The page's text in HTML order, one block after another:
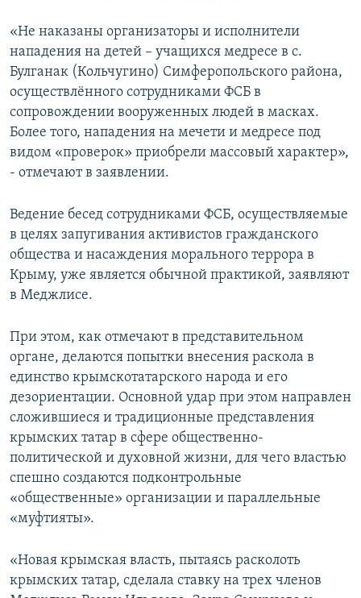
«Не наказаны организаторы и исполнители
нападения на детей – учащихся медресе в с.
Булганак (Кольчугино) Симферопольского района,
осуществлённого сотрудниками ФСБ в
сопровождении вооруженных людей в масках.
Более того, нападения на мечети и медресе под
видом «проверок» приобрели массовый характер»,
‑ отмечают в заявлении.
Ведение бесед сотрудниками ФСБ, осуществляемые
в целях запугивания активистов гражданского
общества и насаждения морального террора в
Крыму, уже является обычной практикой, заявляют
в Меджлисе.
При этом, как отмечают в представительном
органе, делаются попытки внесения раскола в
единство крымскотатарского народа и его
дезориентации. Основной удар при этом направлен
сложившиеся и традиционные представления
крымских татар в сфере общественно-
политической и духовной жизни, для чего властью
спешно создаются подконтрольные
«общественные» организации и параллельные
«муфтияты».
«Новая крымская власть, пытаясь расколоть
крымских татар, сделала ставку на трех членов